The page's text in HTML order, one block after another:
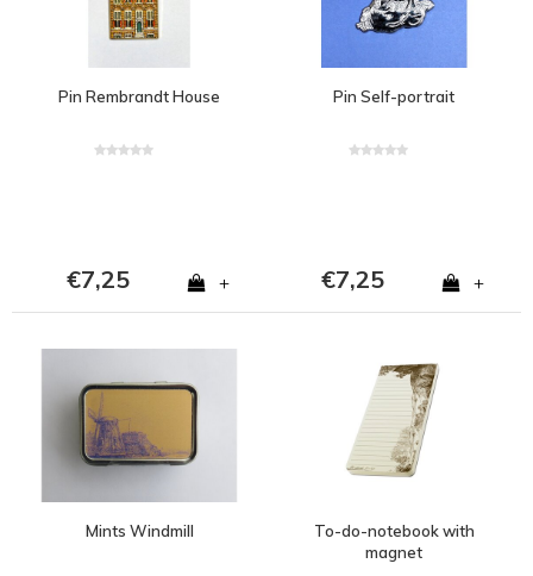
Pin Rembrandt House
€7,25 +
Pin Self-portrait
€7,25 +
Mints Windmill
To-do-notebook with
magnet